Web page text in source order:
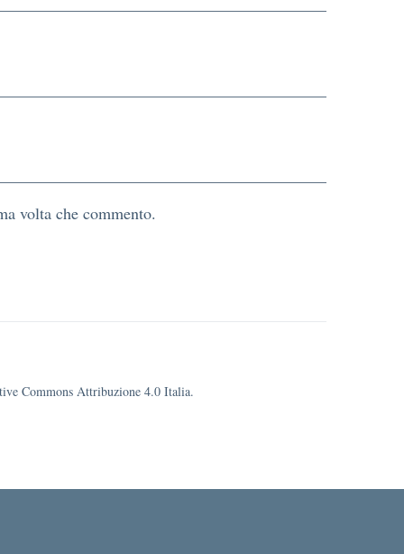
volta che commento.
Commons Attribuzione 4.0 Italia.